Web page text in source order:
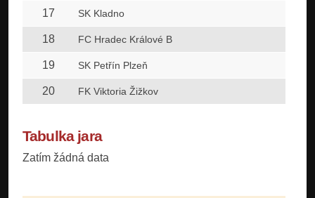
17 SK Kladno
18 FC Hradec Králové B
19 SK Petřín Plzeň
20 FK Viktoria Žižkov
Tabulka jara
Zatím žádná data